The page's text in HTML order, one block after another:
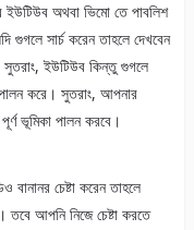
ইউটিউব অথবা ভিমো তে পাবলিশ
সার্চ করেন তাহলে দেখবেন
ইউটিউব কিন্তু গুগলে
করে। সুতরাং, আপনার
ভূমিকা পালন করবে।
চেষ্টা করেন তাহলে
তবে আপনি নিজে চেষ্টা করতে